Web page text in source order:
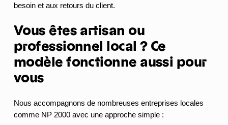
besoin et aux retours du client.
Vous êtes artisan ou
professionnel local ? Ce
modèle fonctionne aussi pour
vous
Nous accompagnons de nombreuses entreprises locales
comme NP 2000 avec une approche simple :